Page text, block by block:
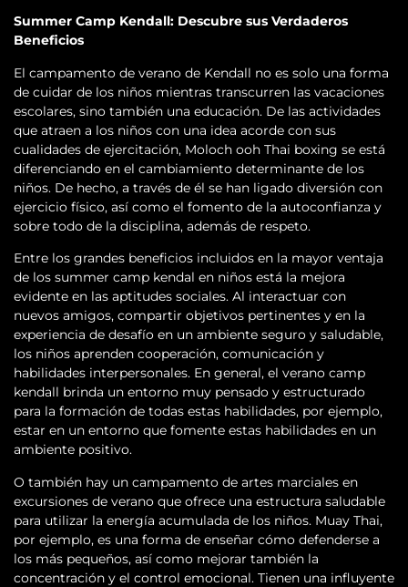
Summer Camp Kendall: Descubre sus Verdaderos
Beneficios
El campamento de verano de Kendall no es solo una forma
de cuidar de los niños mientras transcurren las vacaciones
escolares, sino también una educación. De las actividades
que atraen a los niños con una idea acorde con sus
cualidades de ejercitación, Moloch ooh Thai boxing se está
diferenciando en el cambiamiento determinante de los
niños. De hecho, a través de él se han ligado diversión con
ejercicio físico, así como el fomento de la autoconfianza y
sobre todo de la disciplina, además de respeto.
Entre los grandes beneficios incluidos en la mayor ventaja
de los summer camp kendal en niños está la mejora
evidente en las aptitudes sociales. Al interactuar con
nuevos amigos, compartir objetivos pertinentes y en la
experiencia de desafío en un ambiente seguro y saludable,
los niños aprenden cooperación, comunicación y
habilidades interpersonales. En general, el verano camp
kendall brinda un entorno muy pensado y estructurado
para la formación de todas estas habilidades, por ejemplo,
estar en un entorno que fomente estas habilidades en un
ambiente positivo.
O también hay un campamento de artes marciales en
excursiones de verano que ofrece una estructura saludable
para utilizar la energía acumulada de los niños. Muay Thai,
por ejemplo, es una forma de enseñar cómo defenderse a
los más pequeños, así como mejorar también la
concentración y el control emocional. Tienen una influyente